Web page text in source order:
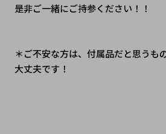
是非ご一緒にご持参ください！！
＊ご不安な方は、付属品だと思うも
大丈夫です！